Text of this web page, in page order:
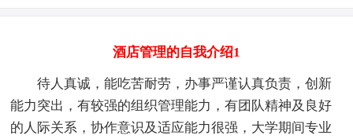
酒店管理的自我介绍1
待人真诚，能吃苦耐劳，办事严谨认真负责，创新
能力突出，有较强的组织管理能力，有团队精神及良好
的人际关系，协作意识及适应能力很强，大学期间专业